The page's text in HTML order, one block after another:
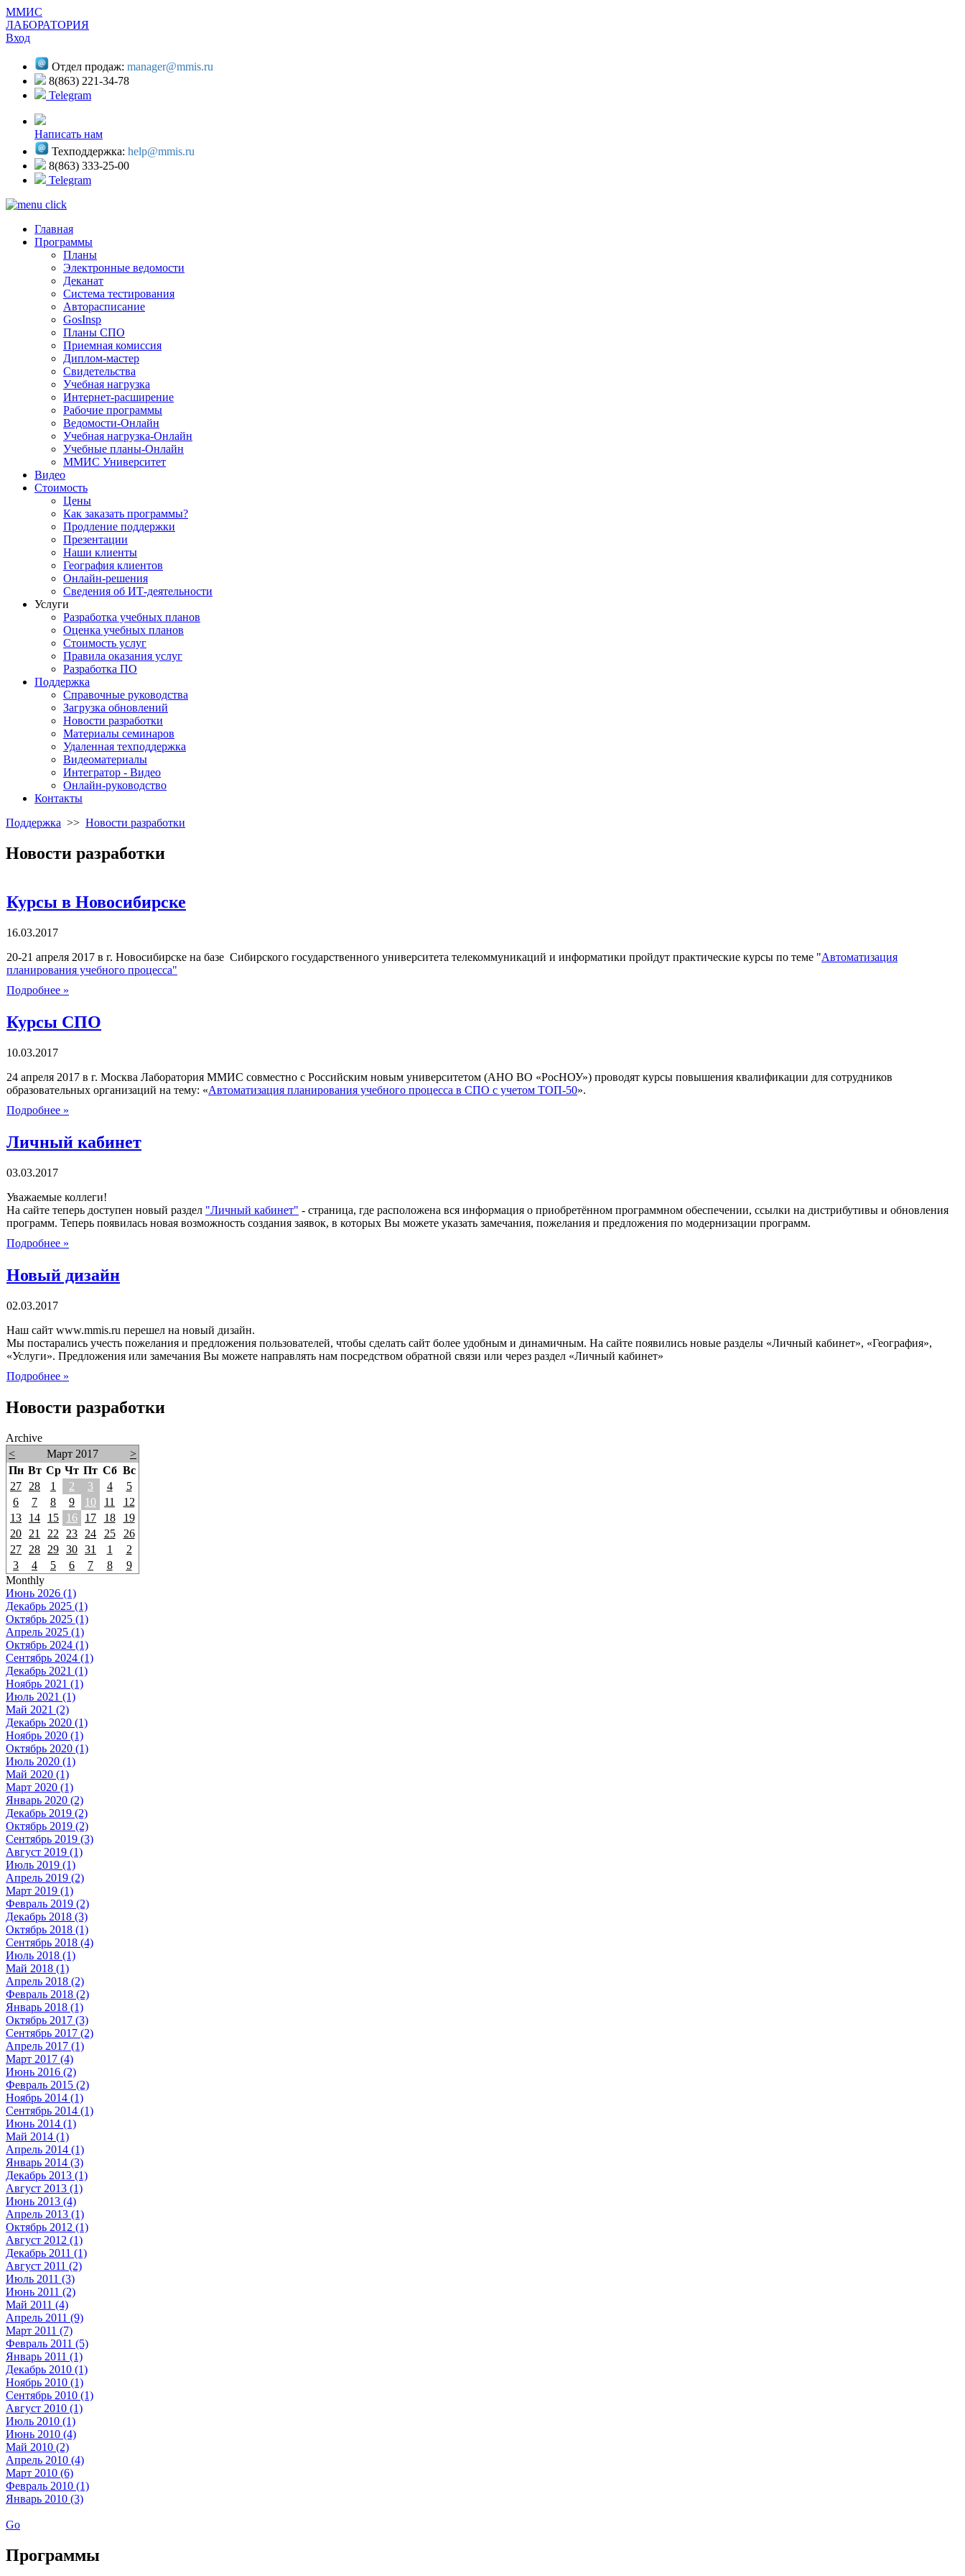
ММИС
ЛАБОРАТОРИЯ
Вход
Отдел продаж: manager@mmis.ru
8(863) 221-34-78
Telegram
Написать нам
Техподдержка: help@mmis.ru
8(863) 333-25-00
Telegram
Главная
Программы
Планы
Электронные ведомости
Деканат
Система тестирования
Авторасписание
GosInsp
Планы СПО
Приемная комиссия
Диплом-мастер
Свидетельства
Учебная нагрузка
Интернет-расширение
Рабочие программы
Ведомости-Онлайн
Учебная нагрузка-Онлайн
Учебные планы-Онлайн
ММИС Университет
Видео
Стоимость
Цены
Как заказать программы?
Продление поддержки
Презентации
Наши клиенты
География клиентов
Онлайн-решения
Сведения об ИТ-деятельности
Услуги
Разработка учебных планов
Оценка учебных планов
Стоимость услуг
Правила оказания услуг
Разработка ПО
Поддержка
Справочные руководства
Загрузка обновлений
Новости разработки
Материалы семинаров
Удаленная техподдержка
Видеоматериалы
Интегратор - Видео
Онлайн-руководство
Контакты
Поддержка >> Новости разработки
Новости разработки
Курсы в Новосибирске
16.03.2017
20-21 апреля 2017 в г. Новосибирске на базе Сибирского государственного университета телекоммуникаций и информатики пройдут практические курсы по теме "Автоматизация
планирования учебного процесса"
Подробнее »
Курсы СПО
10.03.2017
24 апреля 2017 в г. Москва Лаборатория ММИС совместно с Российским новым университетом (АНО ВО «РосНОУ») проводят курсы повышения квалификации для сотрудников
образовательных организаций на тему: «Автоматизация планирования учебного процесса в СПО с учетом ТОП-50».
Подробнее »
Личный кабинет
03.03.2017
Уважаемые коллеги!
На сайте теперь доступен новый раздел "Личный кабинет" - страница, где расположена вся информация о приобретённом программном обеспечении, ссылки на дистрибутивы и обновления
программ. Теперь появилась новая возможность создания заявок, в которых Вы можете указать замечания, пожелания и предложения по модернизации программ.
Подробнее »
Новый дизайн
02.03.2017
Наш сайт www.mmis.ru перешел на новый дизайн.
Мы постарались учесть пожелания и предложения пользователей, чтобы сделать сайт более удобным и динамичным. На сайте появились новые разделы «Личный кабинет», «География»,
«Услуги». Предложения или замечания Вы можете направлять нам посредством обратной связи или через раздел «Личный кабинет»
Подробнее »
Новости разработки
Archive
<
Март 2017
>
Пн Вт Ср Чт Пт Сб Вс
27
28 1 2 3 4
5
6
7 8 9 10 11
12
13
14 15 16 17 18
19
20
21 22 23 24 25
26
27
28 29 30 31 1
2
3
4 5 6 7 8
9
Monthly
Июнь 2026 (1)
Декабрь 2025 (1)
Октябрь 2025 (1)
Апрель 2025 (1)
Октябрь 2024 (1)
Сентябрь 2024 (1)
Декабрь 2021 (1)
Ноябрь 2021 (1)
Июль 2021 (1)
Май 2021 (2)
Декабрь 2020 (1)
Ноябрь 2020 (1)
Октябрь 2020 (1)
Июль 2020 (1)
Май 2020 (1)
Март 2020 (1)
Январь 2020 (2)
Декабрь 2019 (2)
Октябрь 2019 (2)
Сентябрь 2019 (3)
Август 2019 (1)
Июль 2019 (1)
Апрель 2019 (2)
Март 2019 (1)
Февраль 2019 (2)
Декабрь 2018 (3)
Октябрь 2018 (1)
Сентябрь 2018 (4)
Июль 2018 (1)
Май 2018 (1)
Апрель 2018 (2)
Февраль 2018 (2)
Январь 2018 (1)
Октябрь 2017 (3)
Сентябрь 2017 (2)
Апрель 2017 (1)
Март 2017 (4)
Июнь 2016 (2)
Февраль 2015 (2)
Ноябрь 2014 (1)
Сентябрь 2014 (1)
Июнь 2014 (1)
Май 2014 (1)
Апрель 2014 (1)
Январь 2014 (3)
Декабрь 2013 (1)
Август 2013 (1)
Июнь 2013 (4)
Апрель 2013 (1)
Октябрь 2012 (1)
Август 2012 (1)
Декабрь 2011 (1)
Август 2011 (2)
Июль 2011 (3)
Июнь 2011 (2)
Май 2011 (4)
Апрель 2011 (9)
Март 2011 (7)
Февраль 2011 (5)
Январь 2011 (1)
Декабрь 2010 (1)
Ноябрь 2010 (1)
Сентябрь 2010 (1)
Август 2010 (1)
Июль 2010 (1)
Июнь 2010 (4)
Май 2010 (2)
Апрель 2010 (4)
Март 2010 (6)
Февраль 2010 (1)
Январь 2010 (3)
Go
Программы